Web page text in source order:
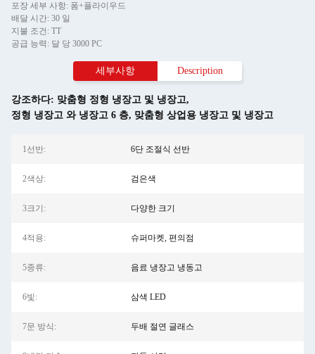
포장 세부 사항: 폼+플라이우드
배달 시간: 30 일
지불 조건: TT
공급 능력: 달 당 3000 PC
세부사항 Description
강조하다: 맞춤형 정형 냉장고 및 냉장고,
정형 냉장고 와 냉장고 6 층, 맞춤형 상업용 냉장고 및 냉장고
1선반: 6단 조절식 선반
2색상: 검은색
3크기: 다양한 크기
4적용: 슈퍼마켓, 편의점
5종류: 음료 냉장고 냉동고
6빛: 삼색 LED
7문 방식: 두배 절연 글래스